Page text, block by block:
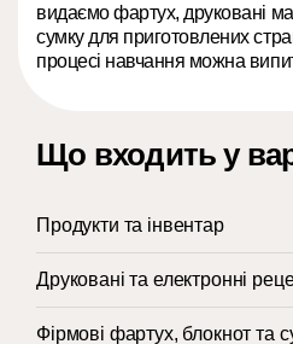
видаємо фартух, друковані
сумку для приготовлених
процесі навчання можна
Що входить у
Продукти та інвентар
Друковані та електронні
Фірмові фартух, блокнот та